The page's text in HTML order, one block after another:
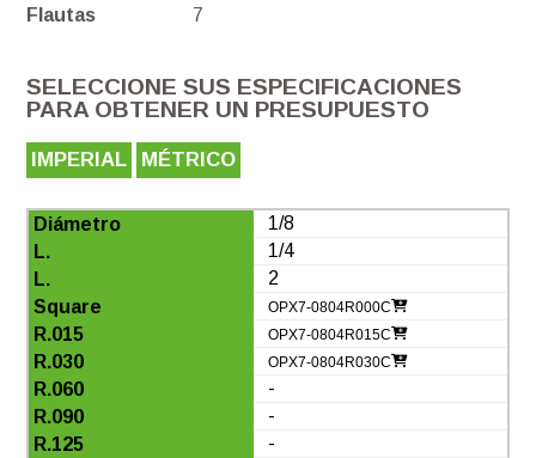
Flautas
7
SELECCIONE SUS ESPECIFICACIONES
PARA OBTENER UN PRESUPUESTO
IMPERIAL MÉTRICO
1/8
1/4
2
OPX7-0804R000C
OPX7-0804R015C
OPX7-0804R030C
-
-
-